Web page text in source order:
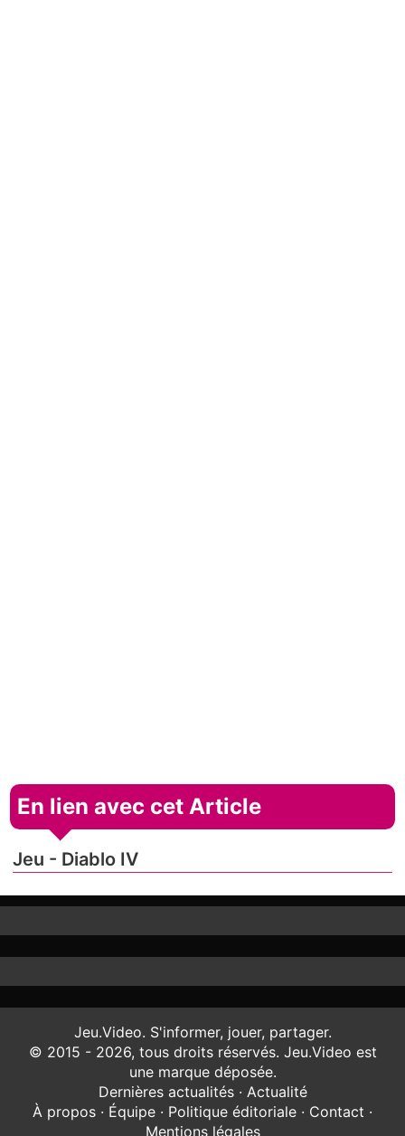
En lien avec cet Article
Jeu - Diablo IV
Jeu.Video. S'informer, jouer, partager.
© 2015 - 2026, tous droits réservés. Jeu.Video est
une marque déposée.
Dernières actualités· Actualité
À propos · Équipe · Politique éditoriale · Contact ·
Mentions légales